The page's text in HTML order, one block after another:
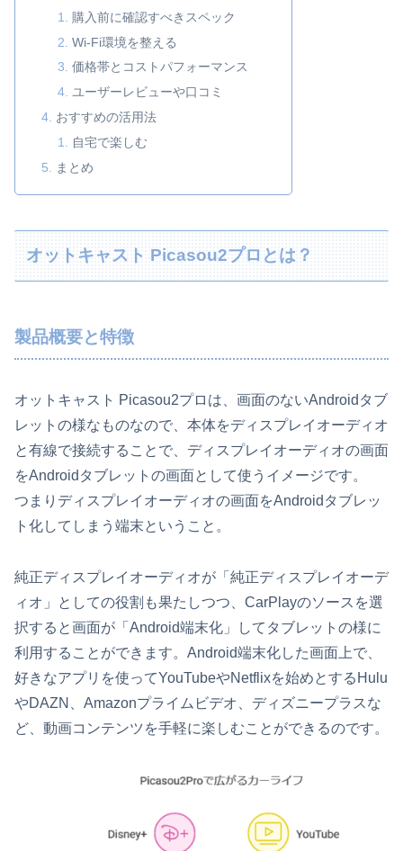
購入前に確認すべきスペック
Wi-Fi環境を整える
価格帯とコストパフォーマンス
ユーザーレビューや口コミ
おすすめの活用法
自宅で楽しむ
まとめ
オットキャスト Picasou2プロとは？
製品概要と特徴
オットキャスト Picasou2プロは、画面のないAndroidタブ
レットの様なものなので、本体をディスプレイオーディオ
と有線で接続することで、ディスプレイオーディオの画面
をAndroidタブレットの画面として使うイメージです。
つまりディスプレイオーディオの画面をAndroidタブレッ
ト化してしまう端末ということ。
純正ディスプレイオーディオが「純正ディスプレイオーデ
ィオ」としての役割も果たしつつ、CarPlayのソースを選
択すると画面が「Android端末化」してタブレットの様に
利用することができます。Android端末化した画面上で、
好きなアプリを使ってYouTubeやNetflixを始めとするHulu
やDAZN、Amazonプライムビデオ、ディズニープラスな
ど、動画コンテンツを手軽に楽しむことができるのです。